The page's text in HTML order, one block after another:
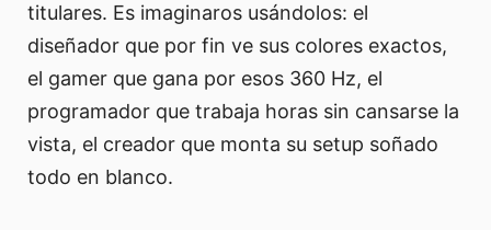
titulares. Es imaginaros usándolos: el
diseñador que por fin ve sus colores exactos,
el gamer que gana por esos 360 Hz, el
programador que trabaja horas sin cansarse la
vista, el creador que monta su setup soñado
todo en blanco.